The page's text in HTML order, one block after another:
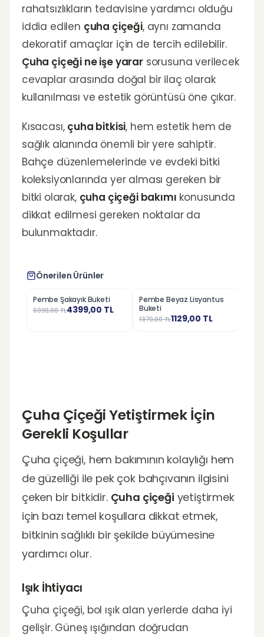
rahatsızlıkların tedavisine yardımcı olduğu
iddia edilen çuha çiçeği, aynı zamanda
dekoratif amaçlar için de tercih edilebilir.
Çuha çiçeği ne işe yararsorusuna verilecek
cevaplar arasında doğal bir ilaç olarak
kullanılması ve estetik görüntüsü öne çıkar.
Kısacası, çuha bitkisi, hem estetik hem de
sağlık alanında önemli bir yere sahiptir.
Bahçe düzenlemelerinde ve evdeki bitki
koleksiyonlarında yer alması gereken bir
bitki olarak, çuha çiçeği bakımı konusunda
dikkat edilmesi gereken noktalar da
bulunmaktadır.
Önerilen Ürünler
%37
Pembe Şakayık Buketi
6999,00TL4399,00 TL
%18
Pembe Beyaz Lisyantus
Buketi
1379,00TL1129,00 TL
Çuha Çiçeği Yetiştirmek İçin
Gerekli Koşullar
Çuha çiçeği, hem bakımının kolaylığı hem
de güzelliği ile pek çok bahçıvanın ilgisini
çeken bir bitkidir. Çuha çiçeği yetiştirmek
için bazı temel koşullara dikkat etmek,
bitkinin sağlıklı bir şekilde büyümesine
yardımcı olur.
Işık İhtiyacı
Çuha çiçeği, bol ışık alan yerlerde daha iyi
gelişir. Güneş ışığından doğrudan